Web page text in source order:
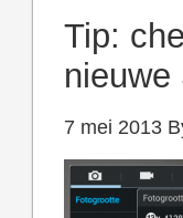
Tip:
7 mei 2013